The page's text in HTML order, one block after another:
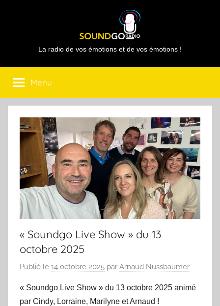
Sound
Go
Radio
La radio de vos émotions et de vos émotions !
Menu
« Soundgo Live Show » du 13
octobre 2025
Publié le 14 octobre 2025 par Arnaud Nussbaumer
« Soundgo Live Show » du 13 octobre 2025 animé
par Cindy, Lorraine, Marilyne et Arnaud !